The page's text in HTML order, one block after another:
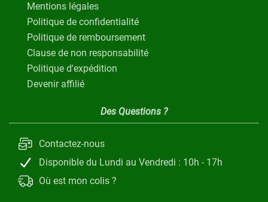
Mentions légales
Politique de confidentialité
Politique de remboursement
Clause de non responsabilité
Politique d'expédition
Devenir affilié
Des Questions ?
Contactez-nous
Disponible du Lundi au Vendredi : 10h - 17h
Où est mon colis ?